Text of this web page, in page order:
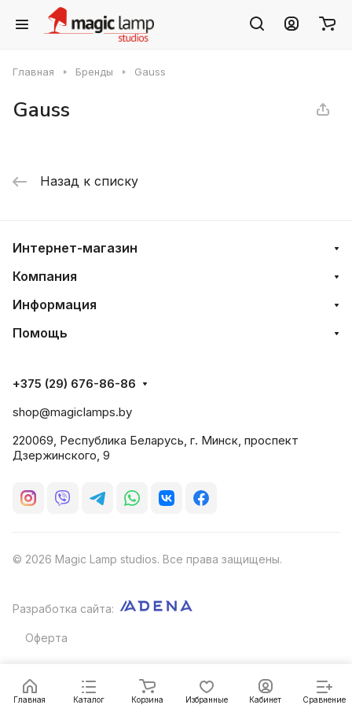
Главная Бренды Gauss
Gauss
Назад к списку
Главная Каталог Корзина Избранные Кабинет Сравнение
Интернет-магазин
Компания
Информация
Помощь
+375 (29) 676-86-86
shop@magiclamps.by
220069, Республика Беларусь, г. Минск, проспект
Дзержинского, 9
© 2026 Magic Lamp studios. Все права защищены.
Разработка сайта:
Оферта